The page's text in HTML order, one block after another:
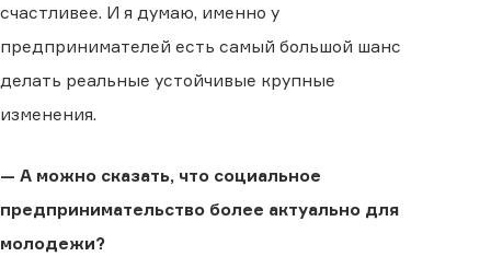
счастливее. И я думаю, именно у
предпринимателей есть самый большой шанс
делать реальные устойчивые крупные
изменения.
— А можно сказать, что социальное
предпринимательство более актуально для
молодежи?